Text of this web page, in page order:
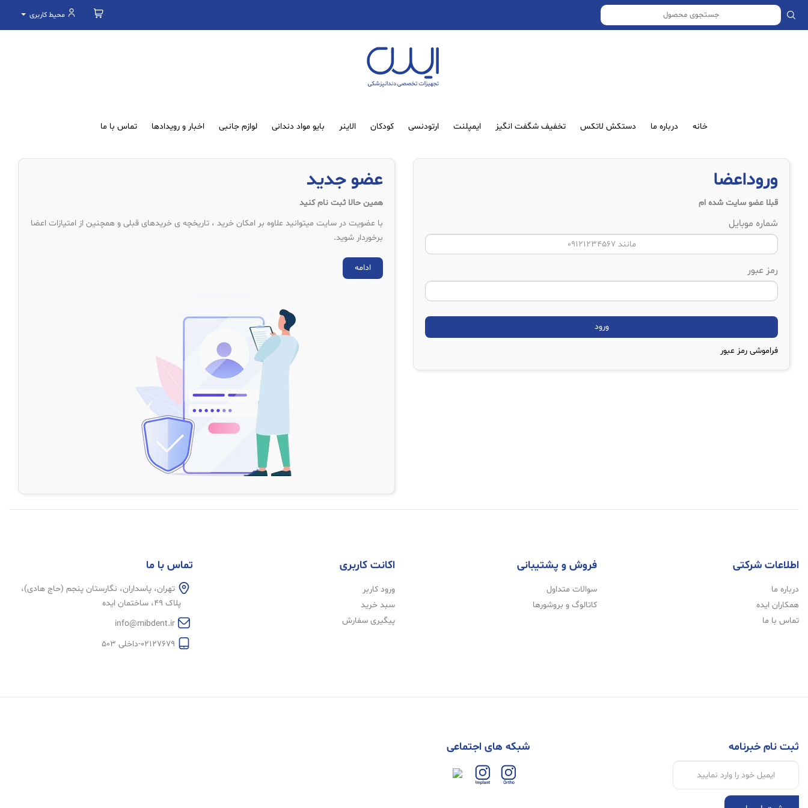
محیط کاربری
خانه درباره ما دستکش لاتکس تخفیف شگفت انگیز ایمپلنت ارتودنسی کودکان الاینر بایو مواد دندانی لوازم جانبی اخبار و رویدادها تماس با ما
وروداعضا
قبلا عضو سایت شده ام
شماره موبایل
رمز عبور
فراموشی رمز عبور
عضو جدید
همین حالا ثبت نام کنید
با عضویت در سایت میتوانید علاوه بر امکان خرید ، تاریخچه ی خریدهای قبلی و همچنین از امتیازات اعضا
برخوردار شوید.
ادامه
اطلاعات شرکتی
درباره ما
همکاران ایده
تماس با ما
فروش و پشتیبانی
سوالات متداول
کاتالوگ و بروشورها
اکانت کاربری
ورود کاربر
سبد خرید
پیگیری سفارش
تماس با ما
تهران، پاسداران، نگارستان پنجم (حاج هادی)،
پلاک 49، ساختمان ایده
info@mibdent.ir
02127679-داخلی 503
ثبت نام خبرنامه شبکه های اجتماعی